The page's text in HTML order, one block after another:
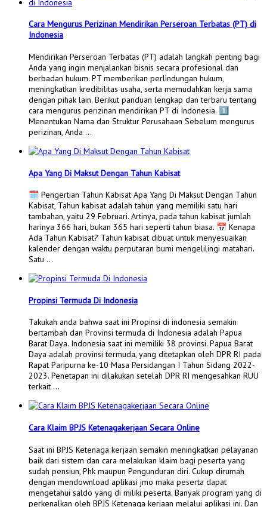
Cara Mengurus Perizinan Mendirikan Perseroan Terbatas (PT) di
Indonesia
Mendirikan Perseroan Terbatas (PT) adalah langkah penting bagi
Anda yang ingin menjalankan bisnis secara profesional dan
berbadan hukum. PT memberikan perlindungan hukum,
meningkatkan kredibilitas usaha, serta memudahkan kerja sama
dengan pihak lain. Berikut panduan lengkap dan terbaru tentang
cara mengurus perizinan mendirikan PT di Indonesia. 1️⃣
Menentukan Nama dan Struktur Perusahaan Sebelum mengurus
perizinan, Anda …
Apa Yang Di Maksut Dengan Tahun Kabisat
🗓️ Pengertian Tahun Kabisat Apa Yang Di Maksut Dengan Tahun
Kabisat, Tahun kabisat adalah tahun yang memiliki satu hari
tambahan, yaitu 29 Februari. Artinya, pada tahun kabisat jumlah
harinya 366 hari, bukan 365 hari seperti tahun biasa. 📅 Kenapa
Ada Tahun Kabisat? Tahun kabisat dibuat untuk menyesuaikan
kalender dengan waktu perputaran bumi mengelilingi matahari.
Satu …
Propinsi Termuda Di Indonesia
Takukah anda bahwa saat ini Propinsi di indonesia semakin
bertambah dan Provinsi termuda di Indonesia adalah Papua
Barat Daya. Indonesia saat ini memiliki 38 provinsi. Papua Barat
Daya adalah provinsi termuda, yang ditetapkan oleh DPR RI pada
Rapat Paripurna ke-10 Masa Persidangan I Tahun Sidang 2022-
2023. Penetapan ini dilakukan setelah DPR RI mengesahkan RUU
terkait …
Cara Klaim BPJS Ketenagakerjaan Secara Online
Saat ini BPJS Ketenaga kerjaan semakin meningkatkan pelayanan
baik dari sistem dan cara melakukan klaim bagi peserta yang
sudah pensiun, Phk maupun Pengunduran diri. Cukup dirumah
dengan mendownload aplikasi jmo maka peserta dapat
mengetahui saldo yang di miliki peserta. Banyak program yang di
perkenalkan oleh BPJS Ketenaga kerjaan melalui aplikasi ini. Dan